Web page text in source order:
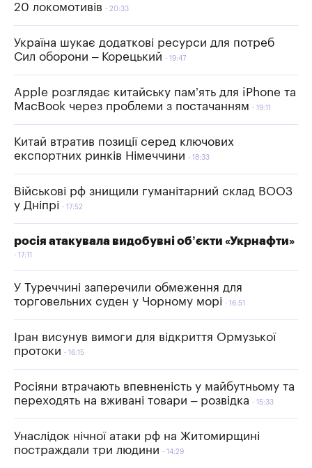
20 локомотивів
20:33
Україна шукає додаткові ресурси для потреб
Сил оборони – Корецький
19:47
Apple розглядає китайську пам’ять для iPhone та
MacBook через проблеми з постачанням
19:11
Китай втратив позиції серед ключових
експортних ринків Німеччини
18:33
Військові рф знищили гуманітарний склад ВООЗ
у Дніпрі
17:52
росія атакувала видобувні об’єкти «Укрнафти»
17:11
У Туреччині заперечили обмеження для
торговельних суден у Чорному морі
16:51
Іран висунув вимоги для відкриття Ормузької
протоки
16:15
Росіяни втрачають впевненість у майбутньому та
переходять на вживані товари – розвідка
15:33
Унаслідок нічної атаки рф на Житомирщині
постраждали три людини
14:29